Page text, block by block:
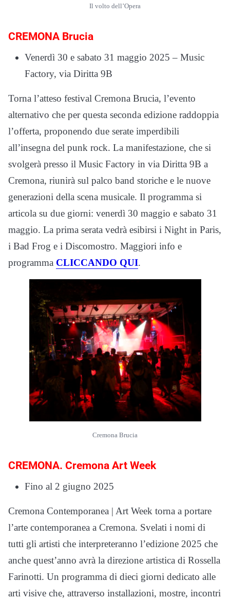
Il volto dell’Opera
CREMONA Brucia
Venerdì 30 e sabato 31 maggio 2025 – Music
Factory, via Diritta 9B
Torna l’atteso festival Cremona Brucia, l’evento
alternativo che per questa seconda edizione raddoppia
l’offerta, proponendo due serate imperdibili
all’insegna del punk rock. La manifestazione, che si
svolgerà presso il Music Factory in via Diritta 9B a
Cremona, riunirà sul palco band storiche e le nuove
generazioni della scena musicale. Il programma si
articola su due giorni: venerdì 30 maggio e sabato 31
maggio. La prima serata vedrà esibirsi i Night in Paris,
i Bad Frog e i Discomostro. Maggiori info e
programma CLICCANDO QUI.
Cremona Brucia
CREMONA. Cremona Art Week
Fino al 2 giugno 2025
Cremona Contemporanea | Art Week torna a portare
l’arte contemporanea a Cremona. Svelati i nomi di
tutti gli artisti che interpreteranno l’edizione 2025 che
anche quest’anno avrà la direzione artistica di Rossella
Farinotti. Un programma di dieci giorni dedicato alle
arti visive che, attraverso installazioni, mostre, incontri